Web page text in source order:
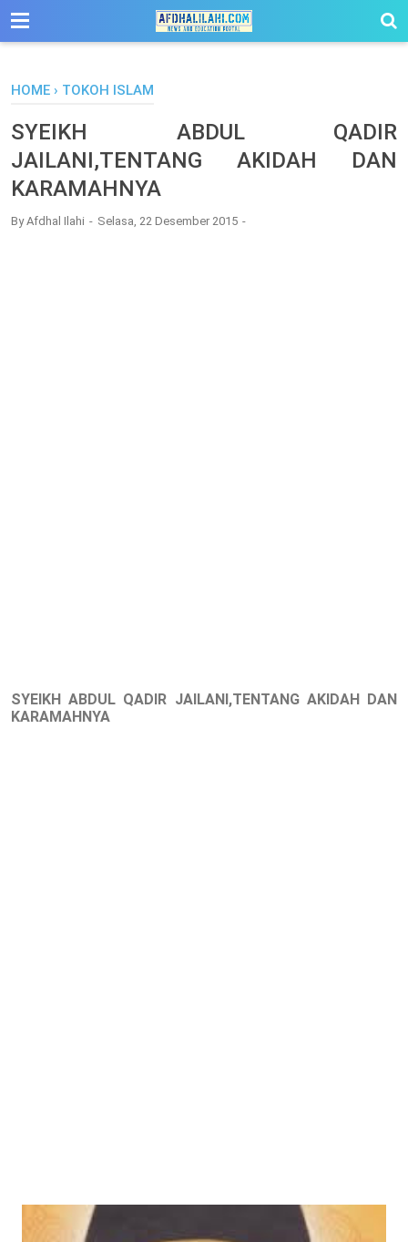
-->
HOME › TOKOH ISLAM
SYEIKH ABDUL QADIR
JAILANI,TENTANG AKIDAH DAN
KARAMAHNYA
ByAfdhal Ilahi Selasa, 22 Desember 2015
SYEIKH ABDUL QADIR JAILANI,TENTANG AKIDAH DAN
KARAMAHNYA